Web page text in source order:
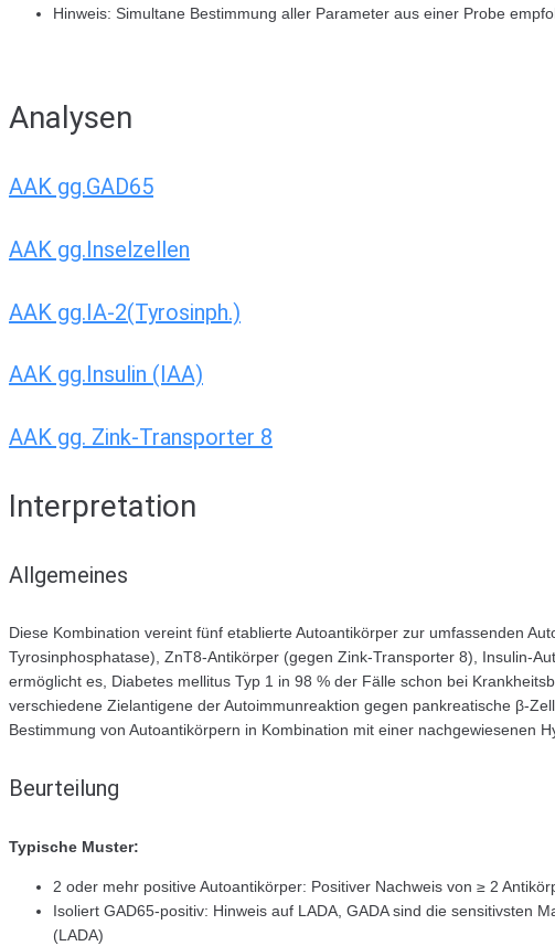
Hinweis: Simultane Bestimmung aller Parameter aus einer Probe
Analysen
AAK gg.GAD65
AAK gg.Inselzellen
AAK gg.IA-2(Tyrosinph.)
AAK gg.Insulin (IAA)
AAK gg. Zink-Transporter 8
Interpretation
Allgemeines
Diese Kombination vereint fünf etablierte Autoantikörper zur umfassenden
Tyrosinphosphatase), ZnT8-Antikörper (gegen Zink-Transporter 8), Insulin-
ermöglicht es, Diabetes mellitus Typ 1 in 98 % der Fälle schon bei
verschiedene Zielantigene der Autoimmunreaktion gegen pankreatische β-
Bestimmung von Autoantikörpern in Kombination mit einer nachgewiesenen
Beurteilung
Typische Muster:
2 oder mehr positive Autoantikörper: Positiver Nachweis von ≥ 2
Isoliert GAD65-positiv: Hinweis auf LADA, GADA sind die sensitivsten
(LADA)